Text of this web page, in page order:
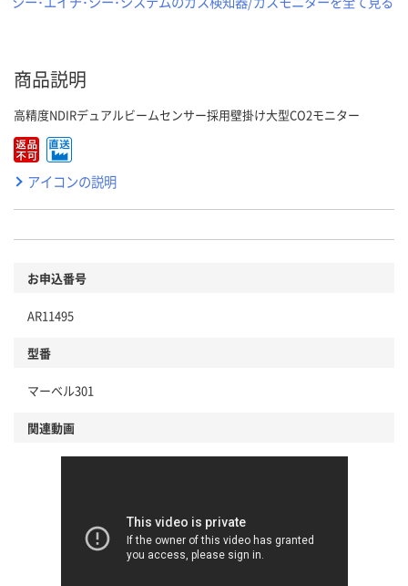
商品説明
高精度NDIRデュアルビームセンサー採用壁掛け大型CO2モニター
アイコンの説明
お申込番号
AR11495
型番
マーベル301
関連動画